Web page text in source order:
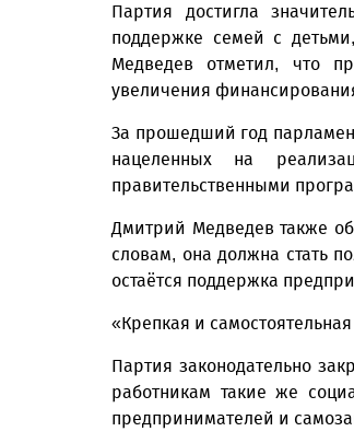
Партия достигла
поддержке семей с
Медведев отметил, что
увеличения
За прошедший год
нацеленных на
правительственными
Дмитрий Медведев также
словам, она должна стать
остаётся поддержка
«Крепкая и
Партия законодательно
работникам такие же
предпринимателей и